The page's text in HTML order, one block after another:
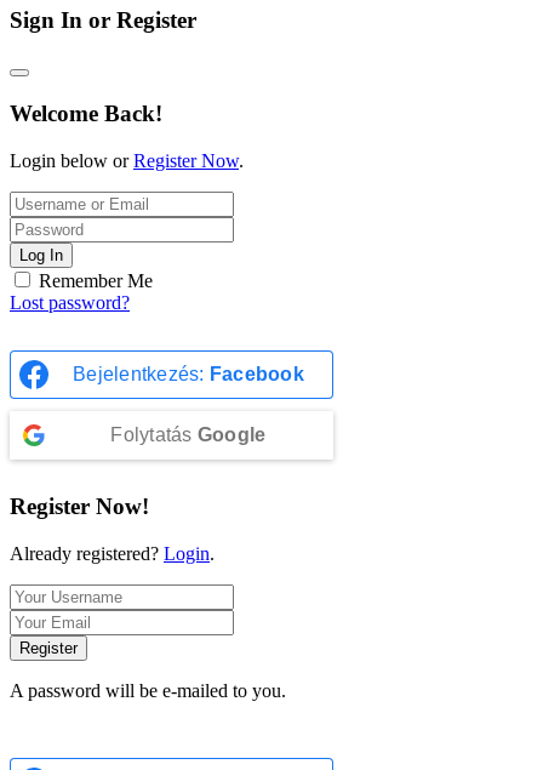
Sign In or Register
Welcome Back!
Login below orRegister Now.
Log In
Remember Me
Lost password?
Bejelentkezés: Facebook
Folytatás Google
Register Now!
Already registered? Login.
Register
A password will be e-mailed to you.